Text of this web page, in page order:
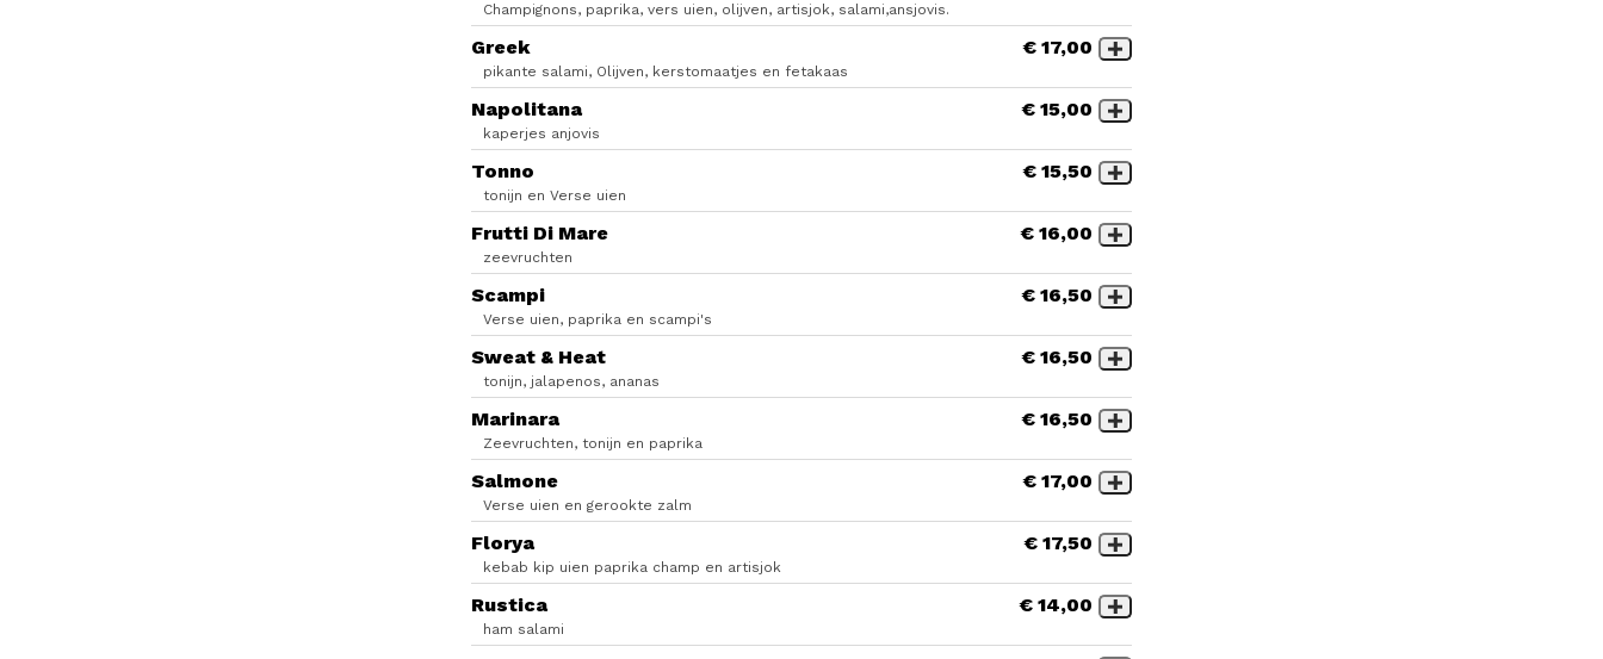
Champignons, paprika, vers uien, olijven, artisjok, salami,ansjovis.
Greek
pikante salami, Olijven, kerstomaatjes en fetakaas
€ 17,00
Napolitana
kaperjes anjovis
€ 15,00
Tonno
tonijn en Verse uien
€ 15,50
Frutti Di Mare
zeevruchten
€ 16,00
Scampi
Verse uien, paprika en scampi's
€ 16,50
Sweat & Heat
tonijn, jalapenos, ananas
€ 16,50
Marinara
Zeevruchten, tonijn en paprika
€ 16,50
Salmone
Verse uien en gerookte zalm
€ 17,00
Florya
kebab kip uien paprika champ en artisjok
€ 17,50
Rustica
ham salami
€ 14,00